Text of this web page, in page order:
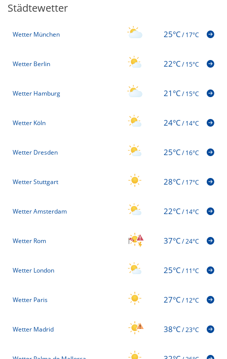
Städtewetter
Wetter München 25°C/17°C
Wetter Berlin 22°C/15°C
Wetter Hamburg 21°C/15°C
Wetter Köln 24°C/14°C
Wetter Dresden 25°C/16°C
Wetter Stuttgart 28°C/17°C
Wetter Amsterdam 22°C/14°C
Wetter Rom 37°C/24°C
Wetter London 25°C/11°C
Wetter Paris 27°C/12°C
Wetter Madrid 38°C/23°C